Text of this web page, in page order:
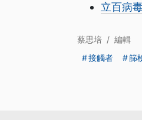
立百病
蔡思培 / 編輯
接觸者
篩